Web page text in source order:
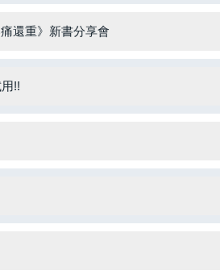
還重》新書分享會
!!